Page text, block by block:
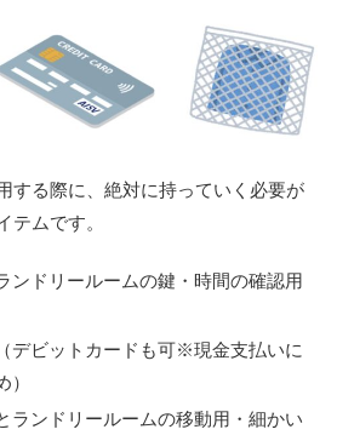
する際に、絶対に持っていく必要が
テムです。
ンドリールームの鍵・時間の確認用
デビットカードも可※現金支払いに
ランドリールームの移動用・細かい